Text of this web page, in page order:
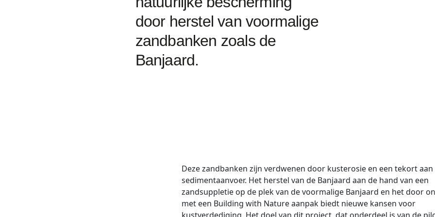
door herstel van voormalige
zandbanken zoals de
Banjaard.
Deze zandbanken zijn verdwenen door kusterosie en een tekort aan
sedimentaanvoer. Het herstel van de Banjaard aan de hand van een
zandsuppletie op de plek van de voormalige Banjaard en het door
met een Building with Nature aanpak biedt nieuwe kansen voor